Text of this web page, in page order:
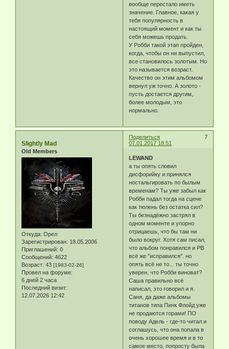
вообще перестало иметь
значение. Главное, какая у
тебя популярность в
настоящий момент и как ты
себя можешь продать.
У Робби такой этап пройден,
когда, чтобы он ни выпустил,
все становилось золотым. Но
это называется возраст.
Качество он этим альбомом
вернул уж точно. А золото -
пусть достается другим,
более молодым, это
нормально.
Поделиться
7
07.01.2017 18:51
Slightly Mad
Old Members
Откуда: Орел
Зарегистрирован: 18.05.2006
Приглашений: 0
Сообщений: 4622
Возраст: 43 [1983-02-26]
Провел на форуме:
6 дней 2 часа
Последний визит:
12.07.2026 12:42
LEWAND
а ты опять словил
дисфорийку и принялся
ностальгировать по былым
временам? Ты уже забыл как
Робби падал тогда на сцене
как тюлень без остатка сил?
Ты безнадёжно застрял в
одном моменте и упорно
отрицаешь, что бы там ни
было вокруг. Хотя сам писал,
что альбом понравился и РВ
всё же "исправился". но
опять всё не то... ты точно
уверен, что Робби виноват?
Саша правильно всё
написал, это говорил и я.
Саня, да даже альбомы
титанов типа Пинк Флойд уже
не продаются горами! ПО
поводу Адель - где-то читал и
соглашусь, что она попала в
очень хорошее время и в то
самое место, попросту была